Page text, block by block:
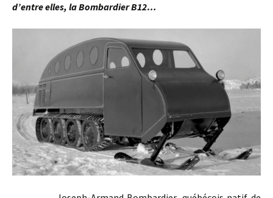
d’entre elles, la Bombardier B12…